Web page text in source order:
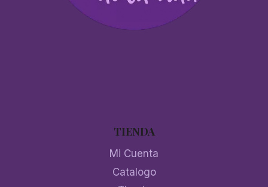
TIENDA
Mi Cuenta
Catalogo